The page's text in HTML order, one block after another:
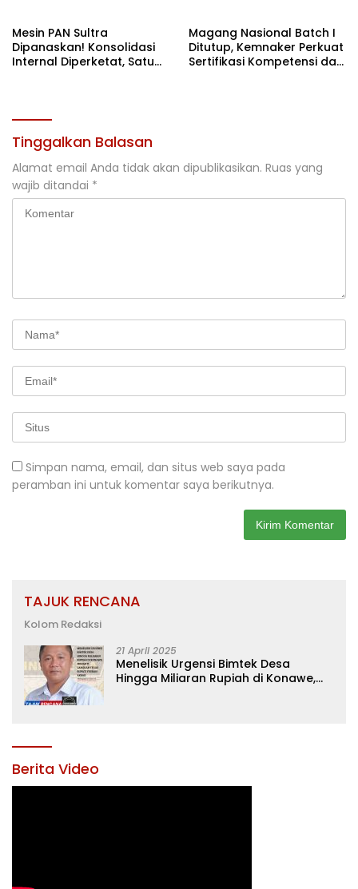
Mesin PAN Sultra
Dipanaskan! Konsolidasi
Internal Diperketat, Satu
Magang Nasional Batch I
Ditutup, Kemnaker Perkuat
Sertifikasi Kompetensi dan
Tinggalkan Balasan
Alamat email Anda tidak akan dipublikasikan. Ruas yang
wajib ditandai *
Simpan nama, email, dan situs web saya pada
peramban ini untuk komentar saya berikutnya.
TAJUK RENCANA
Kolom Redaksi
21 April 2025
Menelisik Urgensi Bimtek Desa
Hingga Miliaran Rupiah di Konawe,
Berita Video